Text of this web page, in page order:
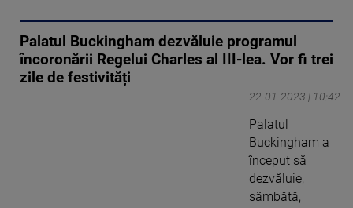
Palatul Buckingham dezvăluie programul
încoronării Regelui Charles al III-lea. Vor fi trei
zile de festivități
22-01-2023 | 10:42
Palatul
Buckingham a
început să
dezvăluie,
sâmbătă,